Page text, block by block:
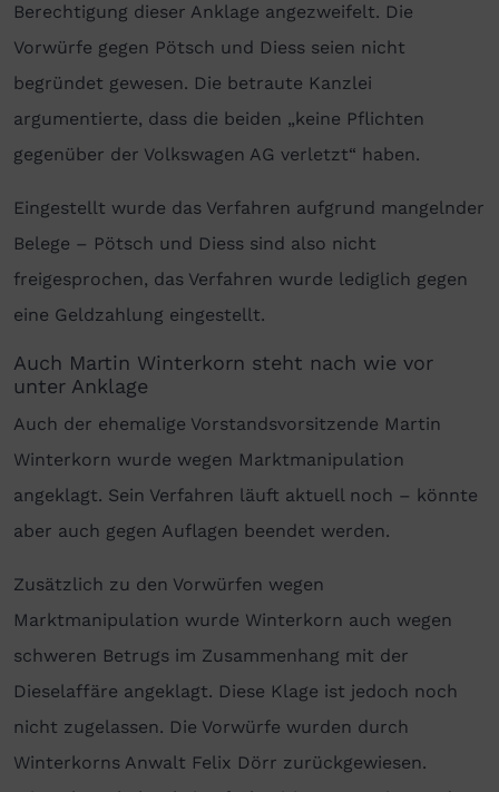
Berechtigung dieser Anklage angezweifelt. Die
Vorwürfe gegen Pötsch und Diess seien nicht
begründet gewesen. Die betraute Kanzlei
argumentierte, dass die beiden „keine Pflichten
gegenüber der Volkswagen AG verletzt“ haben.
Eingestellt wurde das Verfahren aufgrund mangelnder
Belege – Pötsch und Diess sind also nicht
freigesprochen, das Verfahren wurde lediglich gegen
eine Geldzahlung eingestellt.
Auch Martin Winterkorn steht nach wie vor
unter Anklage
Auch der ehemalige Vorstandsvorsitzende Martin
Winterkorn wurde wegen Marktmanipulation
angeklagt. Sein Verfahren läuft aktuell noch – könnte
aber auch gegen Auflagen beendet werden.
Zusätzlich zu den Vorwürfen wegen
Marktmanipulation wurde Winterkorn auch wegen
schweren Betrugs im Zusammenhang mit der
Dieselaffäre angeklagt. Diese Klage ist jedoch noch
nicht zugelassen. Die Vorwürfe wurden durch
Winterkorns Anwalt Felix Dörr zurückgewiesen.